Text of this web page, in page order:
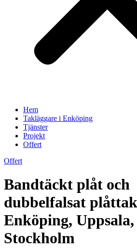
Hem
Takläggare i Enköping
Tjänster
Projekt
Offert
Offert
Bandtäckt plåt och
dubbelfalsat
Enköping,
Stockholm